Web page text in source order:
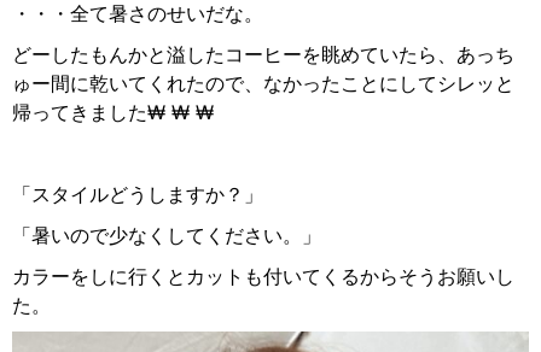
・・・全て暑さのせいだな。
どーしたもんかと溢したコーヒーを眺めていたら、あっち
ゅー間に乾いてくれたので、なかったことにしてシレッと
帰ってきました₩ ₩ ₩
「スタイルどうしますか？」
「暑いので少なくしてください。」
カラーをしに行くとカットも付いてくるからそうお願いし
た。